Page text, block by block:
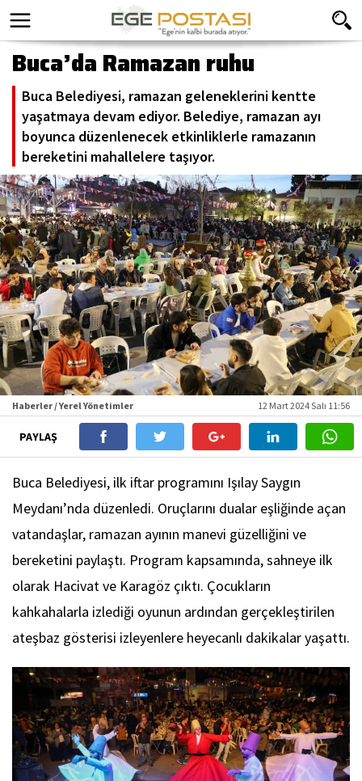
Buca’da Ramazan ruhu
Buca Belediyesi, ramazan geleneklerini kentte
yaşatmaya devam ediyor. Belediye, ramazan ayı
boyunca düzenlenecek etkinliklerle ramazanın
bereketini mahallelere taşıyor.
Haberler / Yerel Yönetimler 12 Mart 2024 Salı 11:56
PAYLAŞ
Buca Belediyesi, ilk iftar programını Işılay Saygın
Meydanı’nda düzenledi. Oruçlarını dualar eşliğinde açan
vatandaşlar, ramazan ayının manevi güzelliğini ve
bereketini paylaştı. Program kapsamında, sahneye ilk
olarak Hacivat ve Karagöz çıktı. Çocukların
kahkahalarla izlediği oyunun ardından gerçekleştirilen
ateşbaz gösterisi izleyenlere heyecanlı dakikalar yaşattı.